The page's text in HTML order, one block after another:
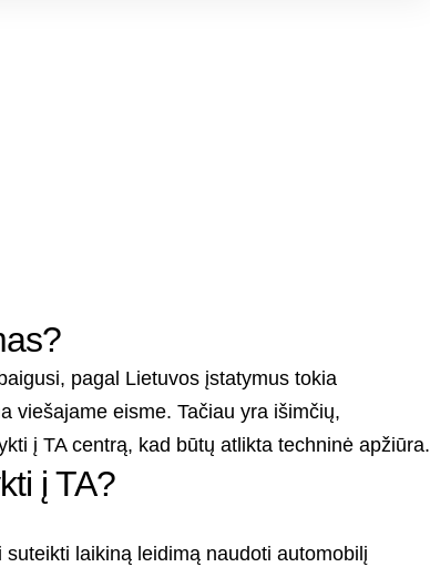
pagal Lietuvos įstatymus tokia
viešajame eisme. Tačiau yra išimčių,
į TA centrą, kad būtų atlikta techninė apžiūra.
į TA?
laikiną leidimą naudoti automobilį